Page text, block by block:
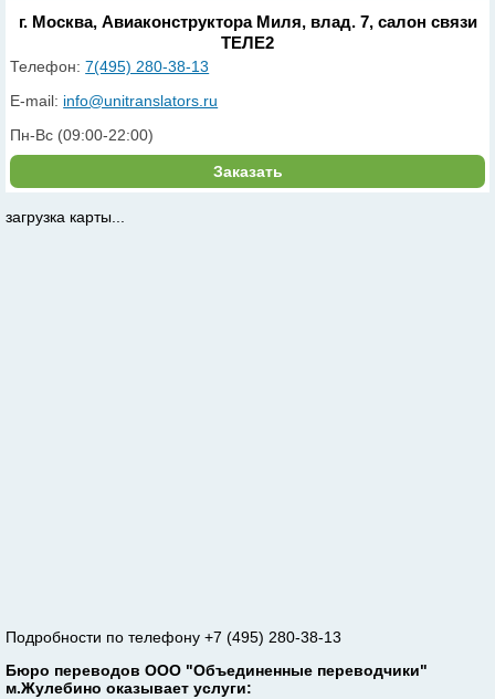
г. Москва, Авиаконструктора Миля, влад. 7, салон связи
ТЕЛЕ2
Телефон:7(495) 280-38-13
E-mail: info@unitranslators.ru
Пн-Вс (09:00-22:00)
Заказать
загрузка карты...
Подробности по телефону +7 (495) 280-38-13
Бюро переводов ООО "Объединенные переводчики"
м.Жулебино оказывает услуги: